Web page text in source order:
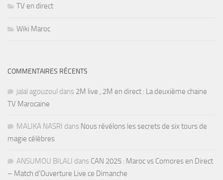
TV en direct
Wiki Maroc
COMMENTAIRES RÉCENTS
jalal agouzoul dans 2M live , 2M en direct : La deuxième chaine
TV Marocaine
MALIKA NASRI dans Nous révélons les secrets de six tours de
magie célèbres
ANSUMOU BILALI dans CAN 2025 : Maroc vs Comores en Direct
– Match d’Ouverture Live ce Dimanche